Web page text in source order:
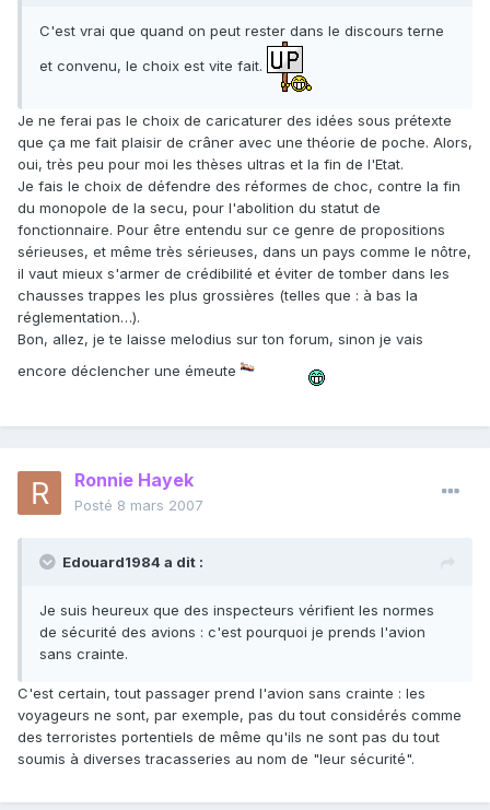
C'est vrai que quand on peut rester dans le discours terne
et convenu, le choix est vite fait.
Je ne ferai pas le choix de caricaturer des idées sous prétexte
que ça me fait plaisir de crâner avec une théorie de poche. Alors,
oui, très peu pour moi les thèses ultras et la fin de l'Etat.
Je fais le choix de défendre des réformes de choc, contre la fin
du monopole de la secu, pour l'abolition du statut de
fonctionnaire. Pour être entendu sur ce genre de propositions
sérieuses, et même très sérieuses, dans un pays comme le nôtre,
il vaut mieux s'armer de crédibilité et éviter de tomber dans les
chausses trappes les plus grossières (telles que : à bas la
réglementation…).
Bon, allez, je te laisse melodius sur ton forum, sinon je vais
encore déclencher une émeute
Ronnie Hayek
Posté 8 mars 2007
Edouard1984 a dit :
Je suis heureux que des inspecteurs vérifient les normes
de sécurité des avions : c'est pourquoi je prends l'avion
sans crainte.
C'est certain, tout passager prend l'avion sans crainte : les
voyageurs ne sont, par exemple, pas du tout considérés comme
des terroristes portentiels de même qu'ils ne sont pas du tout
soumis à diverses tracasseries au nom de "leur sécurité".